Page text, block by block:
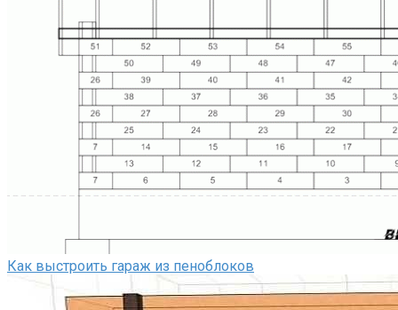
Как выстроить гараж из пеноблоков